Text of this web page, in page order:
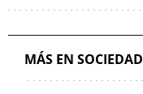
MÁS EN SOCIEDAD